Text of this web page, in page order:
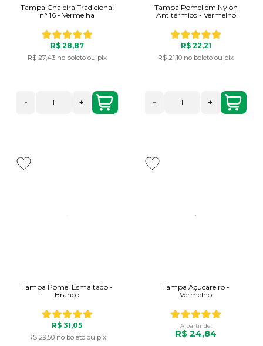
Tampa Chaleira Tradicional
n° 16 - Vermelha
R$ 28,87
R$ 27,43 no boleto ou pix
- +
Tampa Pomel em Nylon
Antitérmico - Vermelho
R$ 22,21
R$ 21,10 no boleto ou pix
- +
Tampa Pomel Esmaltado -
Branco
R$ 31,05
R$ 29,50 no boleto ou pix
Tampa Açucareiro -
Vermelho
A partir de:
R$ 24,84